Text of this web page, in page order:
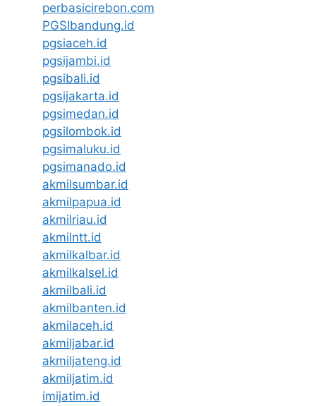
perbasicirebon.com
PGSIbandung.id
pgsiaceh.id
pgsijambi.id
pgsibali.id
pgsijakarta.id
pgsimedan.id
pgsilombok.id
pgsimaluku.id
pgsimanado.id
akmilsumbar.id
akmilpapua.id
akmilriau.id
akmilntt.id
akmilkalbar.id
akmilkalsel.id
akmilbali.id
akmilbanten.id
akmilaceh.id
akmiljabar.id
akmiljateng.id
akmiljatim.id
imijatim.id